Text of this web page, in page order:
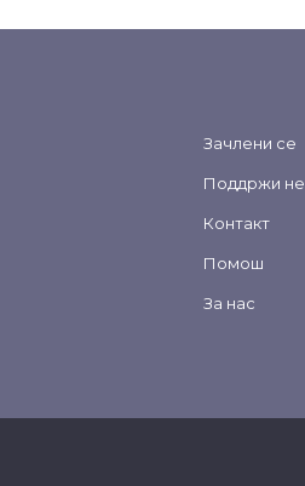
Зачлени се
Поддржи не
Контакт
Помош
За нас